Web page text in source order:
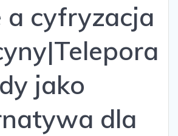
a cyfryzacja
dy jako
dla